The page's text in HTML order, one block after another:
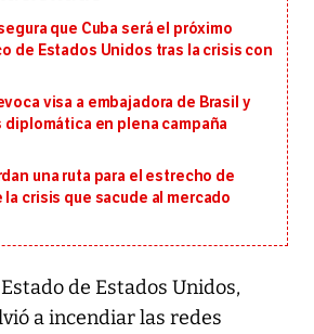
que Cuba será el próximo
de Estados Unidos tras la crisis con
visa a embajadora de Brasil y
en plena campaña
una ruta para el estrecho de
la crisis que sacude al mercado
de Estados Unidos,
a incendiar las redes